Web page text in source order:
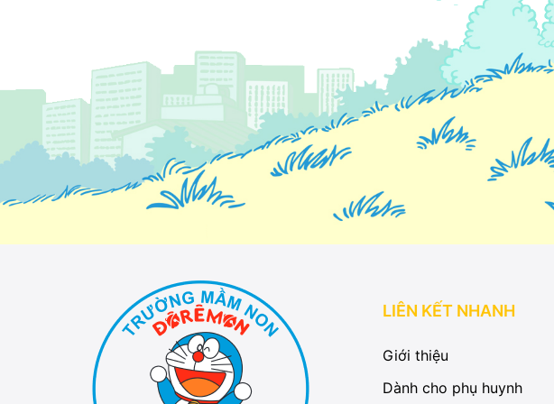
LIÊN KẾT NHANH
Giới thiệu
Dành cho phụ huynh